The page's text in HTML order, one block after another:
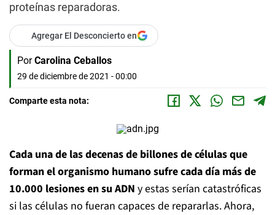
proteínas reparadoras.
Agregar El Desconcierto en
Por Carolina Ceballos
29 de diciembre de 2021 - 00:00
Comparte esta nota:
Cada una de las decenas de billones de células que
forman el organismo humano sufre cada día más de
10.000 lesiones en su ADN y estas serían catastróficas
si las células no fueran capaces de repararlas. Ahora,